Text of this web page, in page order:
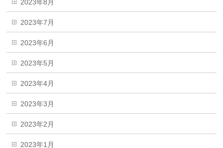
2023年8月
2023年7月
2023年6月
2023年5月
2023年4月
2023年3月
2023年2月
2023年1月